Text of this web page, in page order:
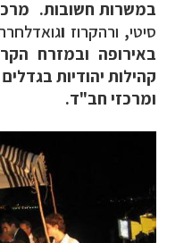
במשרות חשובות.
סיטי, ורהקרוז ו
קהילות יהודיות
ומרכזי חב"ד.